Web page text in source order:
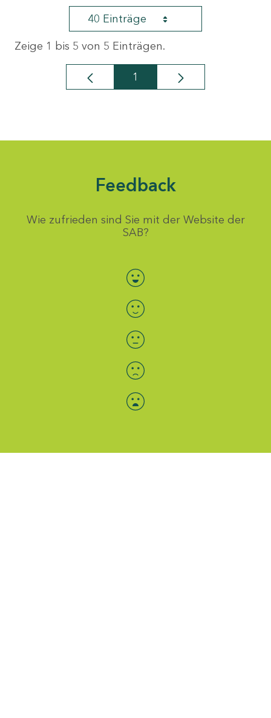
40 Einträge
Zeige 1 bis 5 von 5 Einträgen.
Seite
1
Feedback
Wie zufrieden sind Sie mit der Website der
SAB?
Bewertung auswählen